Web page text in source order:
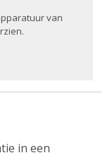
van
in een